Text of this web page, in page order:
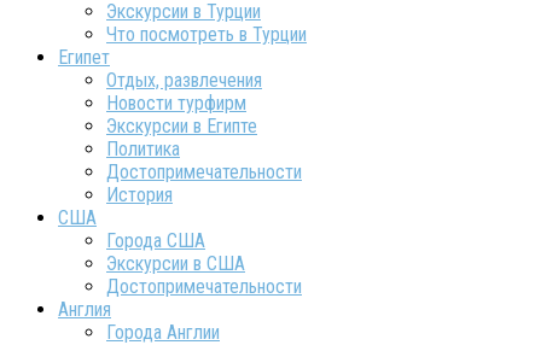
Экскурсии в Турции
Что посмотреть в Турции
Египет
Отдых, развлечения
Новости турфирм
Экскурсии в Египте
Политика
Достопримечательности
История
США
Города США
Экскурсии в США
Достопримечательности
Англия
Города Англии